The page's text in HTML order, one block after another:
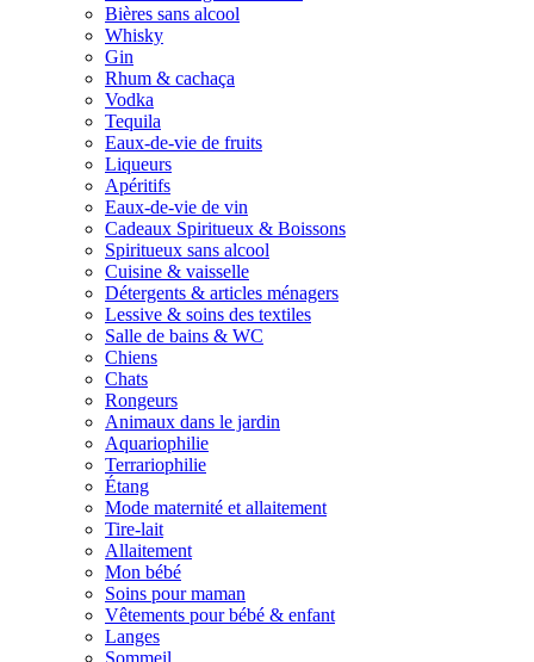
Bières sans alcool
Whisky
Gin
Rhum & cachaça
Vodka
Tequila
Eaux-de-vie de fruits
Liqueurs
Apéritifs
Eaux-de-vie de vin
Cadeaux Spiritueux & Boissons
Spiritueux sans alcool
Cuisine & vaisselle
Détergents & articles ménagers
Lessive & soins des textiles
Salle de bains & WC
Chiens
Chats
Rongeurs
Animaux dans le jardin
Aquariophilie
Terrariophilie
Étang
Mode maternité et allaitement
Tire-lait
Allaitement
Mon bébé
Soins pour maman
Vêtements pour bébé & enfant
Langes
Sommeil